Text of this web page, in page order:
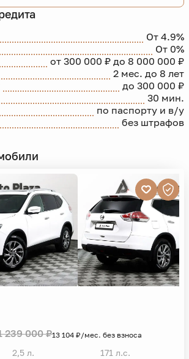
От 4.9%
От 0%
от 300 000 ₽ до 8 000 000 ₽
2 мес. до 8 лет
до 300 000 ₽
30 мин.
по паспорту и в/у
без штрафов
239 000 ₽13 104 ₽/мес. без взноса
2,5 л.
171 л.с.